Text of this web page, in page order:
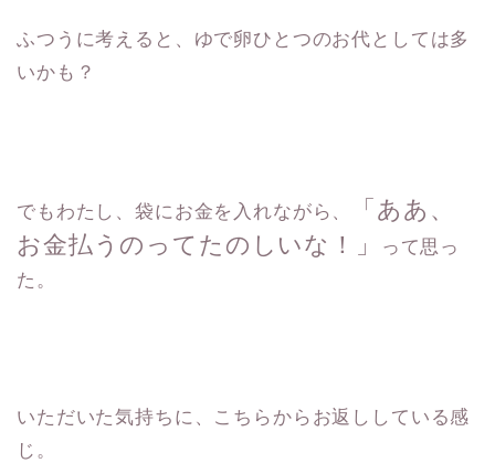
ふつうに考えると、ゆで卵ひとつのお代としては多
いかも？
でもわたし、袋にお金を入れながら、
「ああ、
お金払うのってたのしいな！」
って思っ
た。
いただいた気持ちに、こちらからお返ししている感
じ。